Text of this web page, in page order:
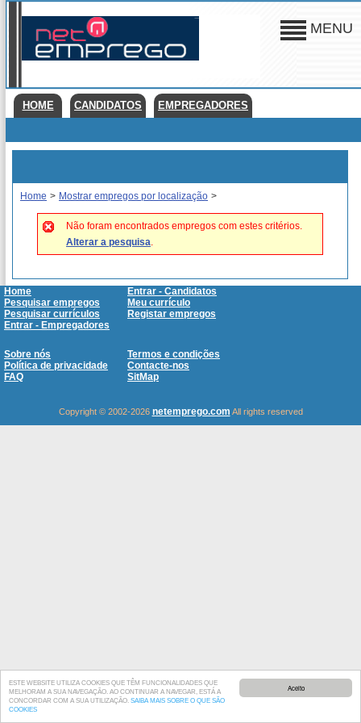
Aceito
ESTE WEBSITE UTILIZA COOKIES QUE TÊM FUNCIONALIDADES QUE
MELHORAM A SUA NAVEGAÇÃO. AO CONTINUAR A NAVEGAR, ESTÁ A
CONCORDAR COM A SUA UTILIZAÇÃO. SAIBA MAIS SOBRE O QUE SÃO
COOKIES
MENU
HOME CANDIDATOS EMPREGADORES
Home > Mostrar empregos por localização >
Não foram encontrados empregos com estes critérios.
Alterar a pesquisa.
Home
Entrar - Candidatos
Pesquisar empregos
Meu currículo
Pesquisar currículos
Registar empregos
Entrar - Empregadores
Sobre nós
Termos e condições
Política de privacidade
Contacte-nos
FAQ
SitMap
Copyright © 2002-2026 netemprego.com All rights reserved